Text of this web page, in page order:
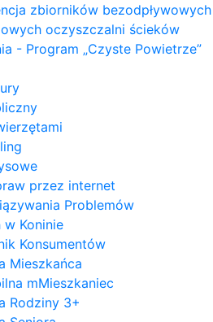
zbiorników bezodpływowych
oczyszczalni ścieków
- Program „Czyste Powietrze”
przez internet
Problemów
Koninie
Konsumentów
Mieszkańca
mMieszkaniec
Rodziny 3+